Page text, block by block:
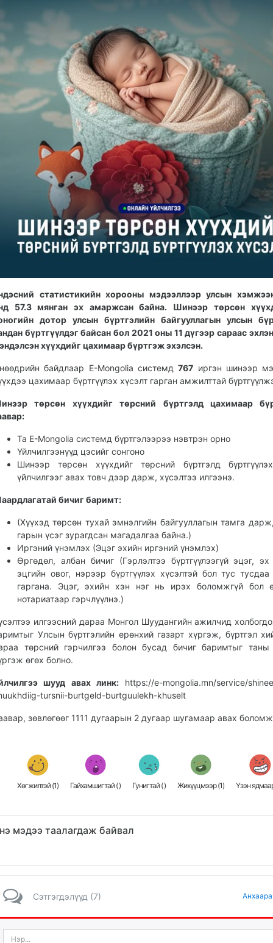
статистикийн хорооны мэдээллээр улсын
57.3 мянган эх амаржсан байна. Шинээр төрсөн
дотор улсын бүртгэлийн байгууллагын улсын
бүртгүүлдэг байсан бол 2021 оны 11 дүгээр сараас
хүүхдийг цахимаар бүртгэж эхэлсэн.
байдлаар E-Mongolia системд767 иргэн шинээр
цахимаар бүртгүүлэх хүсэлт гарган амжилттай
төрсөн хүүхдийг төрсний бүртгэлд цахимаар
Та E-Mongolia системд бүртгэлээрээ нэвтрэн орно
Үйлчилгээнүүд цэсийг сонгоно
Шинээр төрсөн хүүхдийг төрсний бүртгэлд
үйлчилгээг авах товч дээр дарж, хүсэлтээ илгээнэ.
бичиг баримт:
(Хүүхэд төрсөн тухай эмнэлгийн байгууллагын тамга
гарын үсэг зурагдсан магадалгаа байна.)
Иргэний үнэмлэх (Эцэг эхийн иргэний үнэмлэх)
Өргөдөл, албан бичиг (Гэрлэлтээ бүртгүүлээгүй эцэг, эх
эцгийн овог, нэрээр бүртгүүлэх хүсэлтэй бол тус тусдаа
гаргана. Эцэг, эхийн хэн нэг нь ирэх боломжгүй бол
нотариатаар гэрчлүүлнэ.)
илгээсний дараа Монгол Шуудангийн ажилчид
Улсын бүртгэлийн ерөнхий газарт хүргэж, бүртгэл
төрсний гэрчилгээ болон бусад бичиг баримтыг таны
өгөх болно.
шууд авах линк:https://e-mongolia.mn/service/
tursnii-burtgeld-burtguulekh-khuselt
зөвлөгөөг 1111 дугаарын 2 дугаар шугамаар авах
Хөгжилтэй (1) Гайхамшигтай () Гунигтай () Жихүүцмээр (1) Үзэн
мэдээ таалагдаж байвал
Сэтгэгдэлүүд (7)